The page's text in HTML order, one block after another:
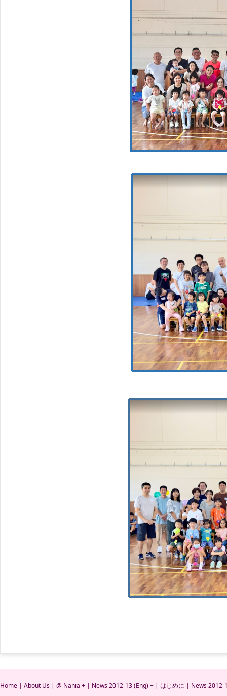
Home | About Us | @ Nania + | News 2012-13 (Eng) + | はじめに | News 2012-